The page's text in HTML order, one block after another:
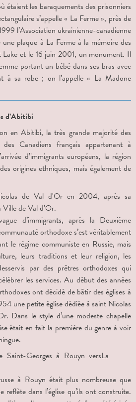
étaient les baraquements des prisonniers
s’appelle « La Ferme », près de
l’Association ukrainienne-canadienne
plaque à La Ferme à la mémoire des
et le 16 juin 2001, un monument. Il
portant un bébé dans ses bras avec
à sa robe ; on l’appelle « La Madone
d’Abitibi
en Abitibi, la très grande majorité des
Canadiens français appartenant à
d’immigrants européens, la région
origines ethniques, mais également de
d’immigrants, après la Deuxième
orthodoxe s’est véritablement
le régime communiste en Russie, mais
leurs traditions et leur religion, les
par des prêtres orthodoxes qui
les services. Au début des années
ont décidé de bâtir des églises à
une petite église dédiée à saint Nicolas
Dans le style d’une modeste chapelle
était en fait la première du genre à voir
La
à Rouyn était plus nombreuse que
reflète dans l’église qu’ils ont construite.